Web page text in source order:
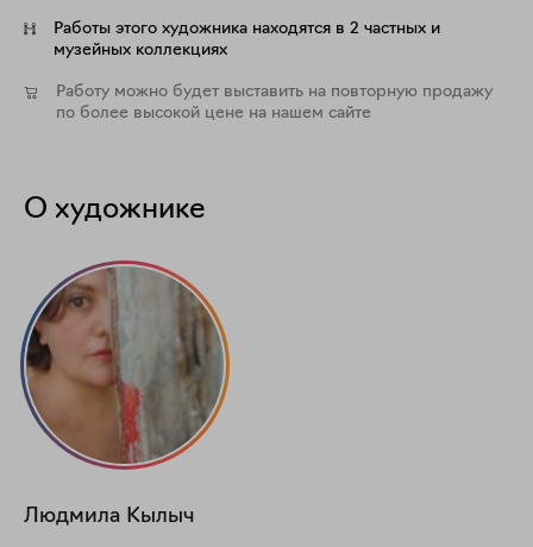
Работы этого художника находятся в 2 частных и
музейных коллекциях
Работу можно будет выставить на повторную продажу
по более высокой цене на нашем сайте
О художнике
Людмила Кылыч